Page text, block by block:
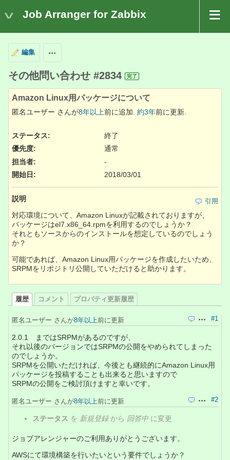
Job Arranger for Zabbix
編集
その他問い合わせ #2834 完了
Amazon Linux用パッケージについて
匿名ユーザー さんが8年以上前に追加. 約3年前に更新.
ステータス:
終了
優先度:
通常
担当者:
-
開始日:
2018/03/01
引用
説明
対応環境について、Amazon Linuxが記載されておりますが、
パッケージはel7.x86_64.rpmを利用するのでしょうか？
それともソースからのインストールを想定しているのでしょう
か？
可能であれば、Amazon Linux用パッケージを作成したいため、
SRPMをリポジトリ公開していただけると助かります。
履歴 コメント プロパティ更新履歴
引用 操作#1
匿名ユーザー さんが8年以上前に更新
2.0.1 まではSRPMがあるのですが、
それ以後のバージョンではSRPMの公開をやめられてしまった
のでしょうか。
SRPMを公開いただければ、今後とも継続的にAmazon Linux用
パッケージを投稿することも出来ると思いますので
SRPMの公開をご検討頂けますと幸いです。
引用 操作#2
匿名ユーザー さんが8年以上前に更新
ステータス を 新規登録から 回答中 に変更
ジョブアレンジャーのご利用ありがとうございます。
AWSにて環境構築を行いたいという要件でしょうか？